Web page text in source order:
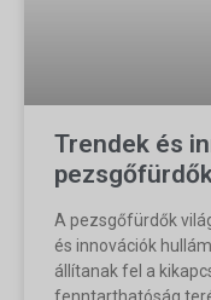
Trendek és
A pezsgőfürdők
és innovációk
állítanak fel a